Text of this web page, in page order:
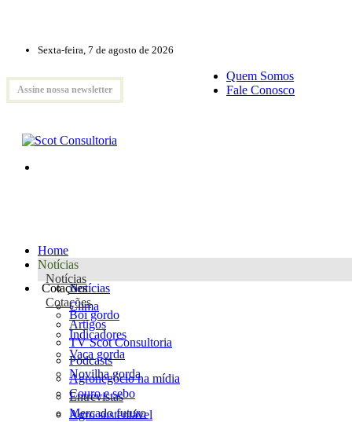
Sexta-feira, 7 de agosto de 2026
Assine nossa newsletter
Quem Somos
Fale Conosco
Home
Notícias
Notícias
Notícias
Clima
Artigos
TV Scot Consultoria
Podcasts
Agronegócio na mídia
Entrevistas
Agro sustentável
Cotações
Cotações
Boi gordo
Indicadores
Vaca gorda
Novilha gorda
Couro e sebo
Mercado futuro